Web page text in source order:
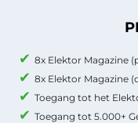
8x Elektor Magazine
8x Elektor Magazine
Toegang tot het
Toegang tot 5.000+